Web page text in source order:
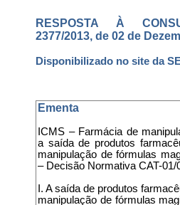
RESPOSTA À
2377/2013, de 02 de
Disponibilizado no site da
Ementa
ICMS – Farmácia de
a saída de produtos
manipulação de fórmulas
– Decisão Normativa CAT-01/
I. A saída de produtos
manipulação de fórmulas